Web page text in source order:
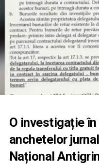
O investigație
anchetelor
Național